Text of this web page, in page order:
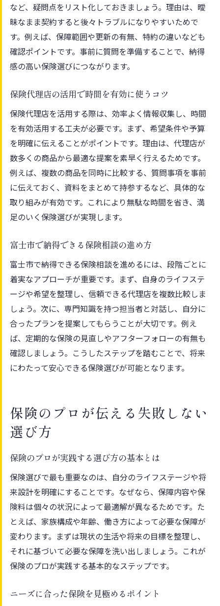
など、疑問点をリスト化しておきましょう。理由は、曖
昧なまま契約すると後々トラブルになりやすいためで
す。例えば、保障範囲や更新の有無、特約の違いなども
確認ポイントです。事前に質問を準備することで、納得
感の高い保険選びにつながります。
保険代理店の活用で時間を有効に使うコツ
保険代理店を活用する際は、効率よく情報収集し、時間
を有効活用する工夫が必要です。まず、希望条件や予算
を明確に伝えることがポイントです。理由は、代理店が
数多くの商品から最適な提案を素早く行えるためです。
例えば、複数の商品を同時に比較する、質問事項を事前
に伝えておく、資料をまとめて持参するなど、具体的な
取り組みが有効です。これにより無駄な時間を省き、満
足のいく保険選びが実現します。
富士市で納得できる保険相談の進め方
富士市で納得できる保険相談を進めるには、段階ごとに
着実なアプローチが重要です。まず、自身のライフステ
ージや希望を整理し、信頼できる代理店を複数比較しま
しょう。次に、専門知識を持つ担当者と対話し、自分に
合ったプランを提案してもらうことが大切です。例え
ば、定期的な保険の見直しやアフターフォローの有無も
確認しましょう。こうしたステップを踏むことで、将来
にわたって安心できる保険選びが可能となります。
保険のプロが伝える失敗しない
選び方
保険のプロが実践する選び方の基本とは
保険選びで最も重要なのは、自分のライフステージや将
来設計を明確にすることです。なぜなら、保障内容や保
険料は個々の状況によって最適解が異なるためです。た
とえば、家族構成や年齢、働き方によって必要な保障が
変わります。まずは現状の生活や将来の目標を整理し、
それに基づいて必要な保障を洗い出しましょう。これが
保険のプロが実践する基本的なステップです。
ニーズに合った保険を見極めるポイント